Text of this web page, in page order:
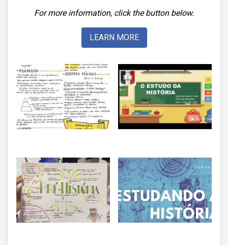
For more information, click the button below.
LEARN MORE